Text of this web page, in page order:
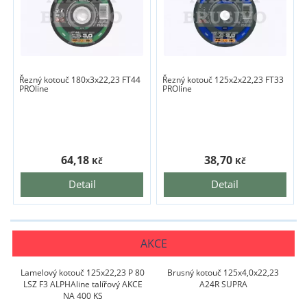
Řezný kotouč 180x3x22,23 FT44
PROline
Detail
64,18 Kč
Řezný kotouč 125x2x22,23 FT33
PROline
Detail
38,70 Kč
AKCE
Lamelový kotouč 125x22,23 P 80
LSZ F3 ALPHAline talířový AKCE
NA 400 KS
Brusný kotouč 125x4,0x22,23
A24R SUPRA